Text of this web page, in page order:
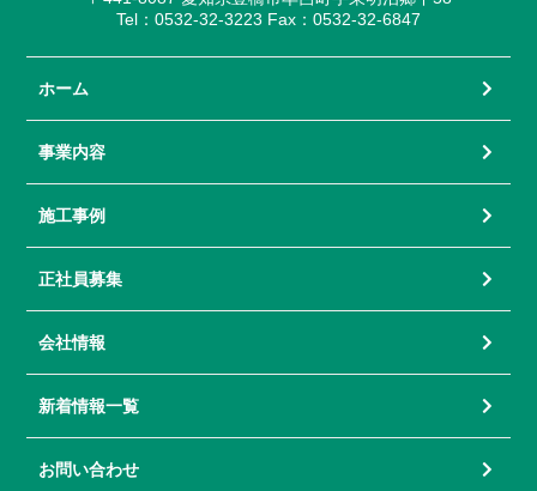
Tel：0532-32-3223 Fax：0532-32-6847
ホーム
事業内容
施工事例
正社員募集
会社情報
新着情報一覧
お問い合わせ